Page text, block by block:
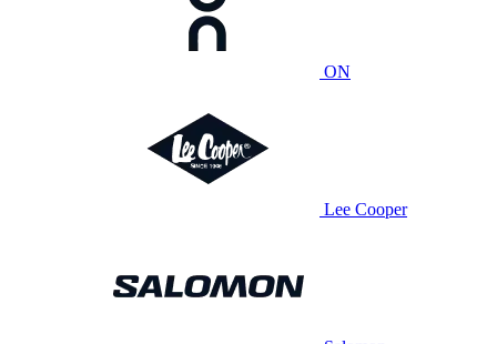
ON
Lee Cooper